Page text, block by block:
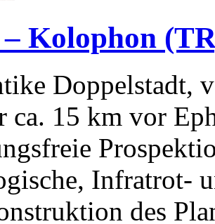
Kolophon
Doppelstadt,
ca. 15 km vor
Infratrot-
des